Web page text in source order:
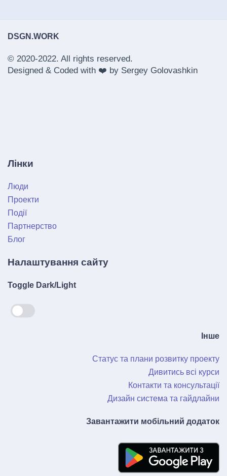
DSGN.WORK
© 2020-2022. All rights reserved.
Designed & Coded with ❤️ by Sergey Golovashkin
Лінки
Люди
Проекти
Події
Партнерство
Блог
Налаштування сайту
Toggle Dark/Light
Інше
Статус та плани розвитку проекту
Дивитись всі курси
Контакти та консультації
Дизайн система та гайдлайни
Завантажити мобільний додаток